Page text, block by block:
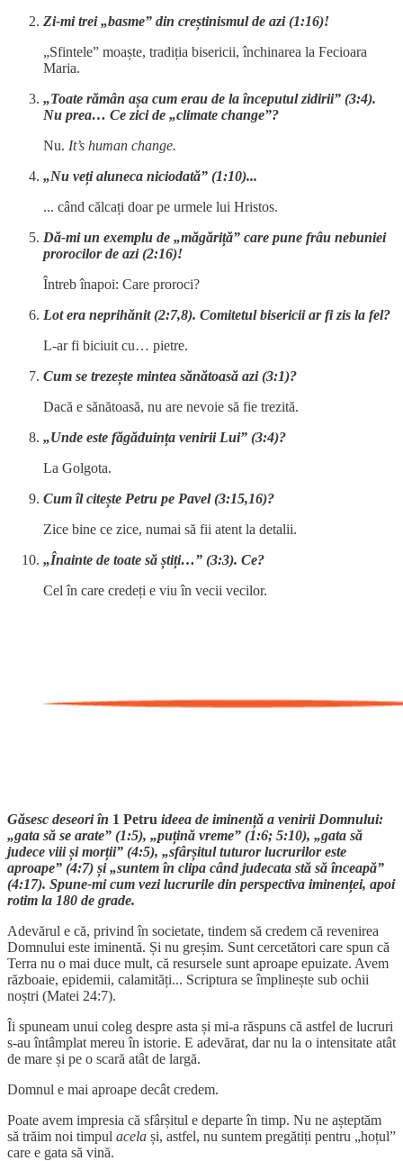
Zi-mi trei „basme” din creștinismul de azi (1:16)!
„Sfintele” moaște, tradiția bisericii, închinarea la Fecioara
Maria.
„Toate rămân așa cum erau de la începutul zidirii” (3:4).
Nu prea… Ce zici de „climate change”?
Nu. It’s human change.
„Nu veți aluneca niciodată” (1:10)...
... când călcați doar pe urmele lui Hristos.
Dă-mi un exemplu de „măgăriță” care pune frâu nebuniei
prorocilor de azi (2:16)!
Întreb înapoi: Care proroci?
Lot era neprihănit (2:7,8). Comitetul bisericii ar fi zis la fel?
L-ar fi biciuit cu… pietre.
Cum se trezește mintea sănătoasă azi (3:1)?
Dacă e sănătoasă, nu are nevoie să fie trezită.
„Unde este făgăduința venirii Lui” (3:4)?
La Golgota.
Cum îl citește Petru pe Pavel (3:15,16)?
Zice bine ce zice, numai să fii atent la detalii.
„Înainte de toate să știți…” (3:3). Ce?
Cel în care credeți e viu în vecii vecilor.
Găsesc deseori în 1 Petru ideea de iminență a venirii Domnului:
„gata să se arate” (1:5), „puțină vreme” (1:6; 5:10), „gata să
judece viii și morții” (4:5), „sfârșitul tuturor lucrurilor este
aproape” (4:7) și „suntem în clipa când judecata stă să înceapă”
(4:17). Spune-mi cum vezi lucrurile din perspectiva iminenței, apoi
rotim la 180 de grade.
Adevărul e că, privind în societate, tindem să credem că revenirea
Domnului este iminentă. Și nu greșim. Sunt cercetători care spun că
Terra nu o mai duce mult, că resursele sunt aproape epuizate. Avem
războaie, epidemii, calamități... Scriptura se împlinește sub ochii
noștri (Matei 24:7).
Îi spuneam unui coleg despre asta și mi-a răspuns că astfel de lucruri
s-au întâmplat mereu în istorie. E adevărat, dar nu la o intensitate atât
de mare și pe o scară atât de largă.
Domnul e mai aproape decât credem.
Poate avem impresia că sfârșitul e departe în timp. Nu ne așteptăm
să trăim noi timpul acela și, astfel, nu suntem pregătiți pentru „hoțul”
care e gata să vină.